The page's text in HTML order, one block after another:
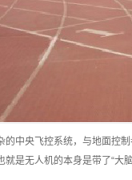
中央飞控系统，与地面控
是无人机的本身是带了“大